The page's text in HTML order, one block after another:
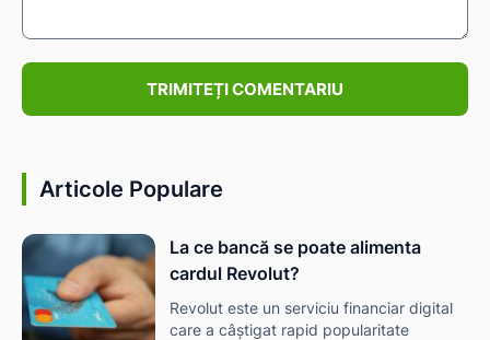
Articole Populare
La ce bancă se poate alimenta
cardul Revolut?
Revolut este un serviciu financiar digital
care a câștigat rapid popularitate